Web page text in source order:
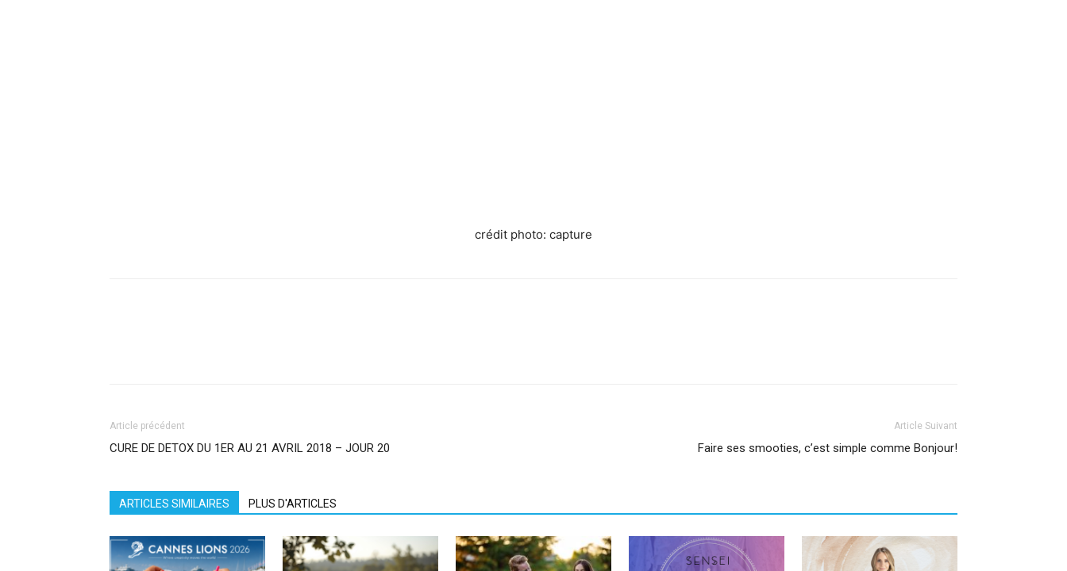
crédit photo: capture
Article précédent
CURE DE DETOX DU 1ER AU 21 AVRIL 2018 – JOUR 20
Article Suivant
Faire ses smooties, c’est simple comme Bonjour!
ARTICLES SIMILAIRES PLUS D'ARTICLES